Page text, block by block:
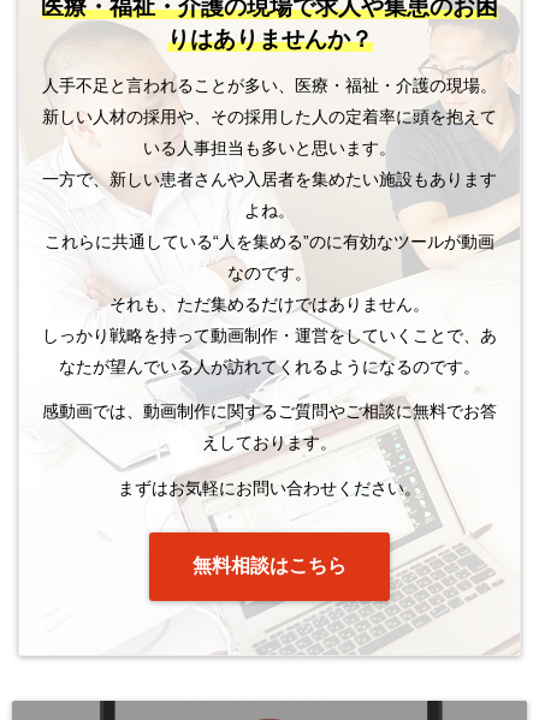
医療・福祉・介護の現場で求人や集患のお困
りはありませんか？
人手不足と言われることが多い、医療・福祉・介護の現場。
新しい人材の採用や、その採用した人の定着率に頭を抱えて
いる人事担当も多いと思います。
一方で、新しい患者さんや入居者を集めたい施設もあります
よね。
これらに共通している“人を集める”のに有効なツールが動画
なのです。
それも、ただ集めるだけではありません。
しっかり戦略を持って動画制作・運営をしていくことで、あ
なたが望んでいる人が訪れてくれるようになるのです。
感動画では、動画制作に関するご質問やご相談に無料でお答
えしております。
まずはお気軽にお問い合わせください。
無料相談はこちら